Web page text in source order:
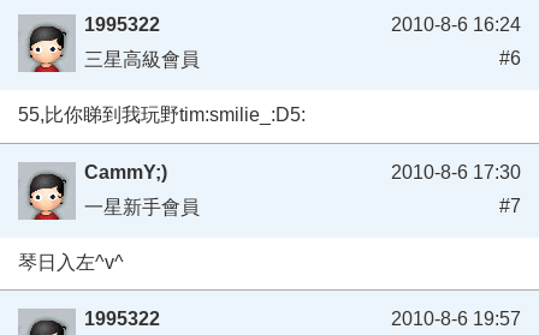
1995322
三星高級會員
2010-8-6 16:24
#6
55,比你睇到我玩野tim:smilie_:D5:
CammY;)
一星新手會員
2010-8-6 17:30
#7
琴日入左^v^
1995322
2010-8-6 19:57